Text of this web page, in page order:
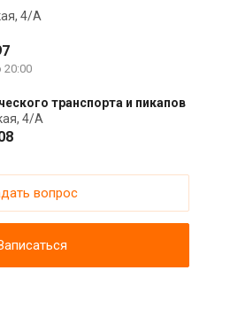
4/А
20:00
транспорта и пикапов
4/А
вопрос